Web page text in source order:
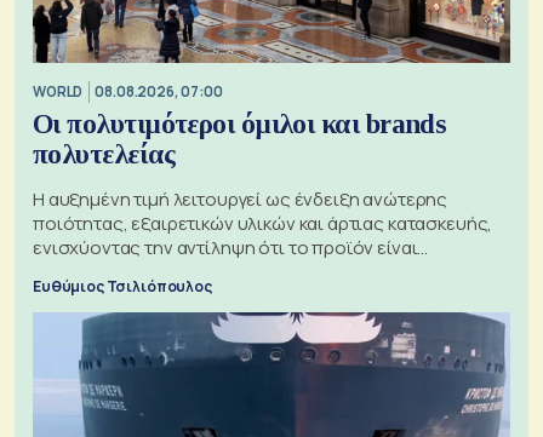
WORLD 08.08.2026, 07:00
Οι πολυτιμότεροι όμιλοι και brands
πολυτελείας
Η αυξημένη τιμή λειτουργεί ως ένδειξη ανώτερης
ποιότητας, εξαιρετικών υλικών και άρτιας κατασκευής,
ενισχύοντας την αντίληψη ότι το προϊόν είναι
Ευθύμιος Τσιλιόπουλος